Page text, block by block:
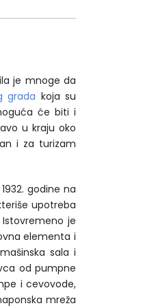
je mnoge da
grada koja su
će biti i
u kraju oko
i za turizam
godine na
upotreba
je
elementa i
sala i
od pumpne
i cevovode,
mreža